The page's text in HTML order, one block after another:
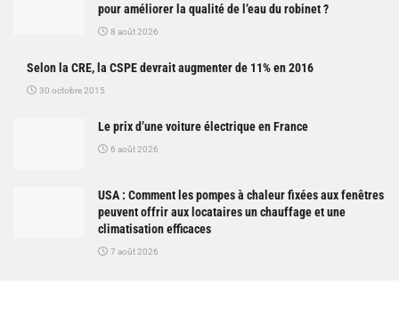
pour améliorer la qualité de l’eau du robinet ?
8 août 2026
Selon la CRE, la CSPE devrait augmenter de 11% en 2016
30 octobre 2015
Le prix d’une voiture électrique en France
6 août 2026
USA : Comment les pompes à chaleur fixées aux fenêtres
peuvent offrir aux locataires un chauffage et une
climatisation efficaces
7 août 2026